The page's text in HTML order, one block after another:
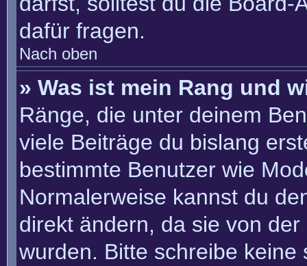
dafür fragen.
Nach oben
» Was ist mein Rang und
Ränge, die unter deinem
viele Beiträge du bislang
bestimmte Benutzer wie
Normalerweise kannst du
direkt ändern, da sie von
wurden. Bitte schreibe